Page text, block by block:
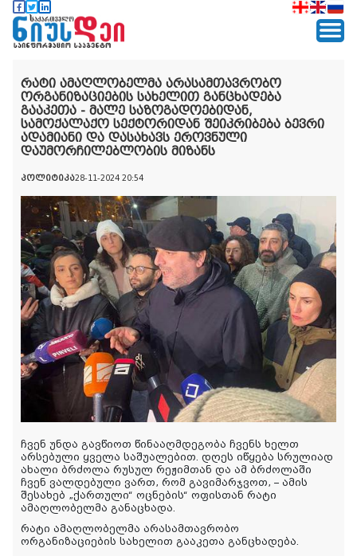
რატი ამაღლობელმა არასამთავრობო
ორგანიზაციების სახელით განცხადება
გააკეთა - მალე საზოგადოებიდან,
სამოქალაქო სექტორიდან შეიკრიბება ბევრი
ადამიანი და დასახავს ეროვნული
დაუმორჩილებლობის მიზანს
პოლიტიკა28-11-2024 20:54
ჩვენ უნდა გავწიოთ წინააღმდეგობა ჩვენს ხელთ
არსებული ყველა საშუალებით. დღეს იწყება სრულიად
ახალი ბრძოლა რუსულ რეჟიმთან და ამ ბრძოლაში
ჩვენ ვალდებული ვართ, რომ გავიმარჯვოთ, – ამის
შესახებ „ქართული“ ოცნების“ ოფისთან რატი
ამაღლობელმა განაცხადა.
რატი ამაღლობელმა არასამთავრობო
ორგანიზაციების სახელით გააკეთა განცხადება.